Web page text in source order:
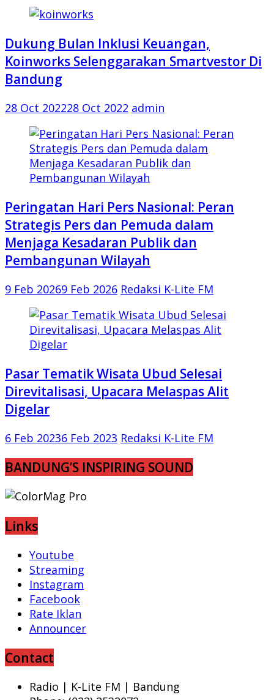
Dukung Bulan Inklusi Keuangan,
Koinworks Selenggarakan Smartvestor Di
Bandung
28 Oct 202228 Oct 2022 admin
Peringatan Hari Pers Nasional: Peran
Strategis Pers dan Pemuda dalam
Menjaga Kesadaran Publik dan
Pembangunan Wilayah
9 Feb 20269 Feb 2026 Redaksi K-Lite FM
Pasar Tematik Wisata Ubud Selesai
Direvitalisasi, Upacara Melaspas Alit
Digelar
6 Feb 20236 Feb 2023 Redaksi K-Lite FM
BANDUNG’S INSPIRING SOUND
Links
Youtube
Streaming
Instagram
Facebook
Rate Iklan
Announcer
Contact
Radio | K-Lite FM | Bandung